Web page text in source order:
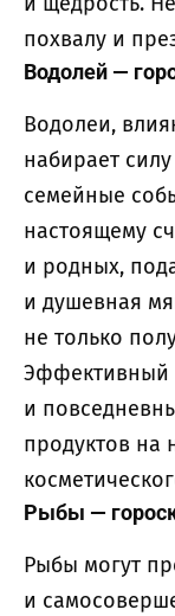
похвалу и
Водолей —
Водолеи,
набирает
семейные
настоящему
и родных,
и душевная
не только
Эффективный
и
продуктов на
Рыбы —
Рыбы могут
и